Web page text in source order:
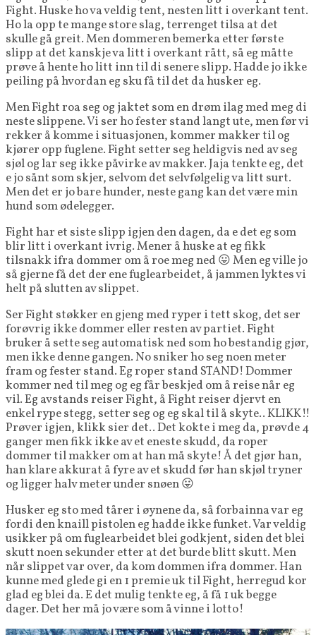
Fight. Huske ho va veldig tent, nesten litt i overkant tent.
Ho la opp te mange store slag, terrenget tilsa at det
skulle gå greit. Men dommeren bemerka etter første
slipp at det kanskje va litt i overkant rått, så eg måtte
prøve å hente ho litt inn til di senere slipp. Hadde jo ikke
peiling på hvordan eg sku få til det da husker eg.
Men Fight roa seg og jaktet som en drøm ilag med meg di
neste slippene. Vi ser ho fester stand langt ute, men før vi
rekker å komme i situasjonen, kommer makker til og
kjører opp fuglene. Fight setter seg heldigvis ned av seg
sjøl og lar seg ikke påvirke av makker. Jaja tenkte eg, det
e jo sånt som skjer, selvom det selvfølgelig va litt surt.
Men det er jo bare hunder, neste gang kan det være min
hund som ødelegger.
Fight har et siste slipp igjen den dagen, da e det eg som
blir litt i overkant ivrig. Mener å huske at eg fikk
tilsnakk ifra dommer om å roe meg ned 😛 Men eg ville jo
så gjerne få det der ene fuglearbeidet, å jammen lyktes vi
helt på slutten av slippet.
Ser Fight støkker en gjeng med ryper i tett skog, det ser
forøvrig ikke dommer eller resten av partiet. Fight
bruker å sette seg automatisk ned som ho bestandig gjør,
men ikke denne gangen. No sniker ho seg noen meter
fram og fester stand. Eg roper stand STAND! Dommer
kommer ned til meg og eg får beskjed om å reise når eg
vil. Eg avstands reiser Fight, å Fight reiser djervt en
enkel rype stegg, setter seg og eg skal til å skyte.. KLIKK!!
Prøver igjen, klikk sier det.. Det kokte i meg da, prøvde 4
ganger men fikk ikke av et eneste skudd, da roper
dommer til makker om at han må skyte! Å det gjør han,
han klare akkurat å fyre av et skudd før han skjøl tryner
og ligger halv meter under snøen 😛
Husker eg sto med tårer i øynene da, så forbainna var eg
fordi den knaill pistolen eg hadde ikke funket. Var veldig
usikker på om fuglearbeidet blei godkjent, siden det blei
skutt noen sekunder etter at det burde blitt skutt. Men
når slippet var over, da kom dommen ifra dommer. Han
kunne med glede gi en 1 premie uk til Fight, herregud kor
glad eg blei da. E det mulig tenkte eg, å få 1 uk begge
dager. Det her må jo være som å vinne i lotto!